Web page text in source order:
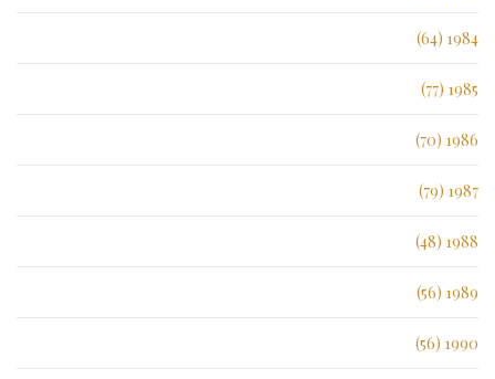
1984 (64)
1985 (77)
1986 (70)
1987 (79)
1988 (48)
1989 (56)
1990 (56)